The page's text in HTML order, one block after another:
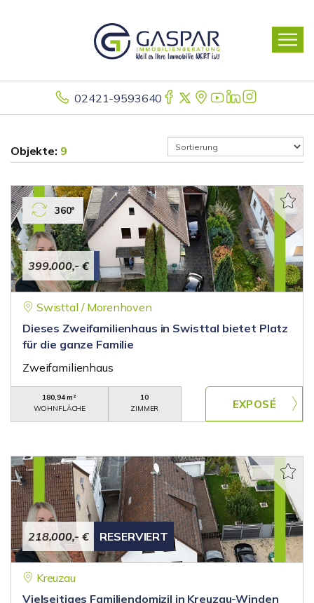
02421-9593640
Objekte: 9
399.000,- €
360°
Swisttal / Morenhoven
Dieses Zweifamilienhaus in Swisttal bietet Platz
für die ganze Familie
Zweifamilienhaus
180,94 m²
WOHNFLÄCHE
10
ZIMMER
218.000,- € RESERVIERT
Kreuzau
Vielseitiges Familiendomizil in Kreuzau-Winden